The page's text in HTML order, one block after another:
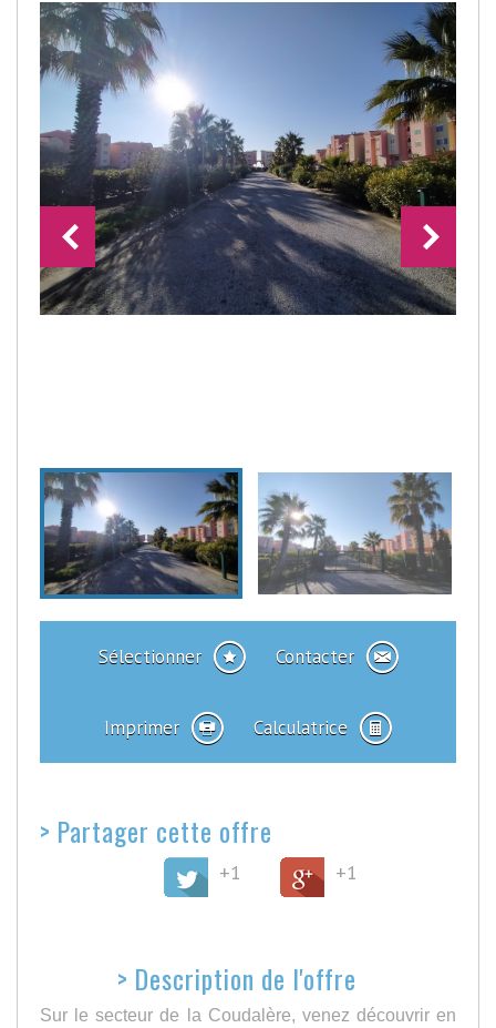
Sélectionner Contacter
Imprimer Calculatrice
> Partager cette offre
+1 +1
> Description de l'offre
Sur le secteur de la Coudalère, venez découvrir en